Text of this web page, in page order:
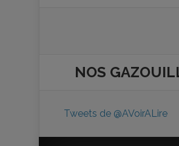
NOS
Tweets de @AVoirALire